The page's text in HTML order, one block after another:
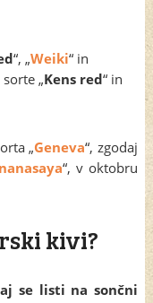
“, „Weiki“ in
„Kens red“ in
„Geneva“, zgodaj
“, v oktobru
kivi?
se listi na sončni